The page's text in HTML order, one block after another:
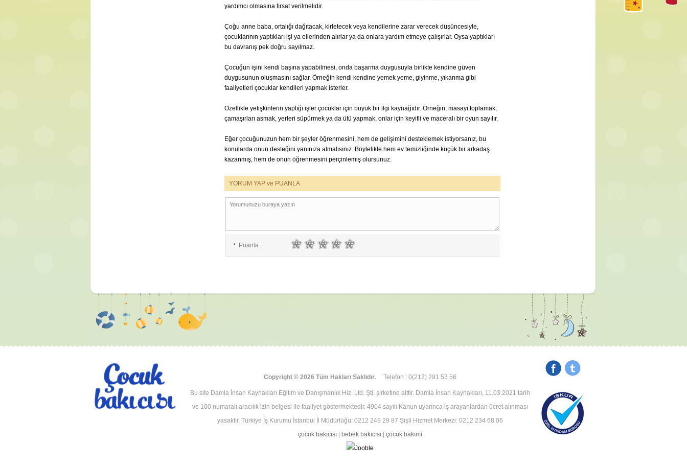
yardımcı olmasına fırsat verilmelidir.
Çoğu anne baba, ortalığı dağıtacak, kirletecek veya kendilerine zarar verecek düşüncesiyle,
çocuklarının yaptıkları işi ya ellerinden alırlar ya da onlara yardım etmeye çalışırlar. Oysa yaptıkları
bu davranış pek doğru sayılmaz.
Çocuğun işini kendi başına yapabilmesi, onda başarma duygusuyla birlikte kendine güven
duygusunun oluşmasını sağlar. Örneğin kendi kendine yemek yeme, giyinme, yıkanma gibi
faaliyetleri çocuklar kendileri yapmak isterler.
Özellikle yetişkinlerin yaptığı işler çocuklar için büyük bir ilgi kaynağıdır. Örneğin, masayı toplamak,
çamaşırları asmak, yerleri süpürmek ya da ütü yapmak, onlar için keyifli ve maceralı bir oyun sayılır.
Eğer çocuğunuzun hem bir şeyler öğrenmesini, hem de gelişimini desteklemek istiyorsanız, bu
konularda onun desteğini yanınıza almalısınız. Böylelikle hem ev temizliğinde küçük bir arkadaş
kazanmış, hem de onun öğrenmesini perçinlemiş olursunuz.
YORUM YAP ve PUANLA
* Puanla :
Copyright © 2026 Tüm Hakları Saklıdır. Telefon : 0(212) 291 53 56
Bu site Damla İnsan Kaynakları Eğitim ve Danışmanlık Hiz. Ltd. Şti. şirketine aittir. Damla İnsan Kaynakları, 11.03.2021 tarih
ve 100 numaralı aracılık izin belgesi ile faaliyet göstermektedir. 4904 sayılı Kanun uyarınca iş arayanlardan ücret alınması
yasaktır. Türkiye İş Kurumu İstanbul İl Müdürlüğü: 0212 249 29 87 Şişli Hizmet Merkezi: 0212 234 68 06
çocuk bakıcısı| bebek bakıcısı| çocuk bakımı